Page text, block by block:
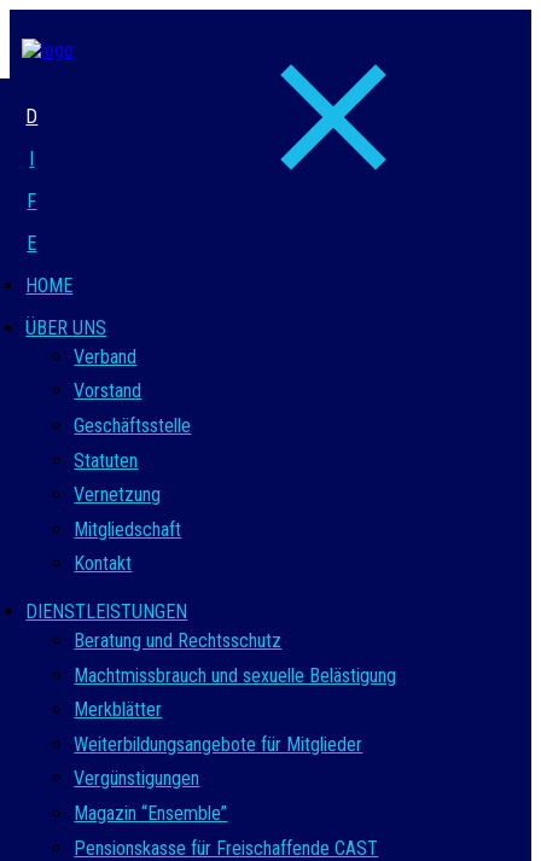
HOME
ÜBER UNS
Verband
Vorstand
Geschäftsstelle
Statuten
Vernetzung
Mitgliedschaft
Kontakt
DIENSTLEISTUNGEN
Beratung und Rechtsschutz
Machtmissbrauch und sexuelle Belästigung
Merkblätter
Weiterbildungsangebote für Mitglieder
Vergünstigungen
Magazin “Ensemble”
Pensionskasse für Freischaffende CAST
D
I
F
E